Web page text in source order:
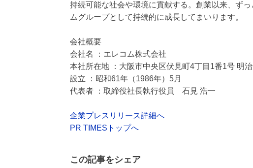
持続可能な社会や環境に貢献する。創業以来、ず
ムグループとして持続的に成長してまいります。
会社概要
会社名 ：エレコム株式会社
本社所在地 ：大阪市中央区伏見町4丁目1番1号 明
設立 ：昭和61年（1986年）5月
代表者 ：取締役社長執行役員 石見 浩一
企業プレスリリース詳細へ
PR TIMESトップへ
この記事をシェア